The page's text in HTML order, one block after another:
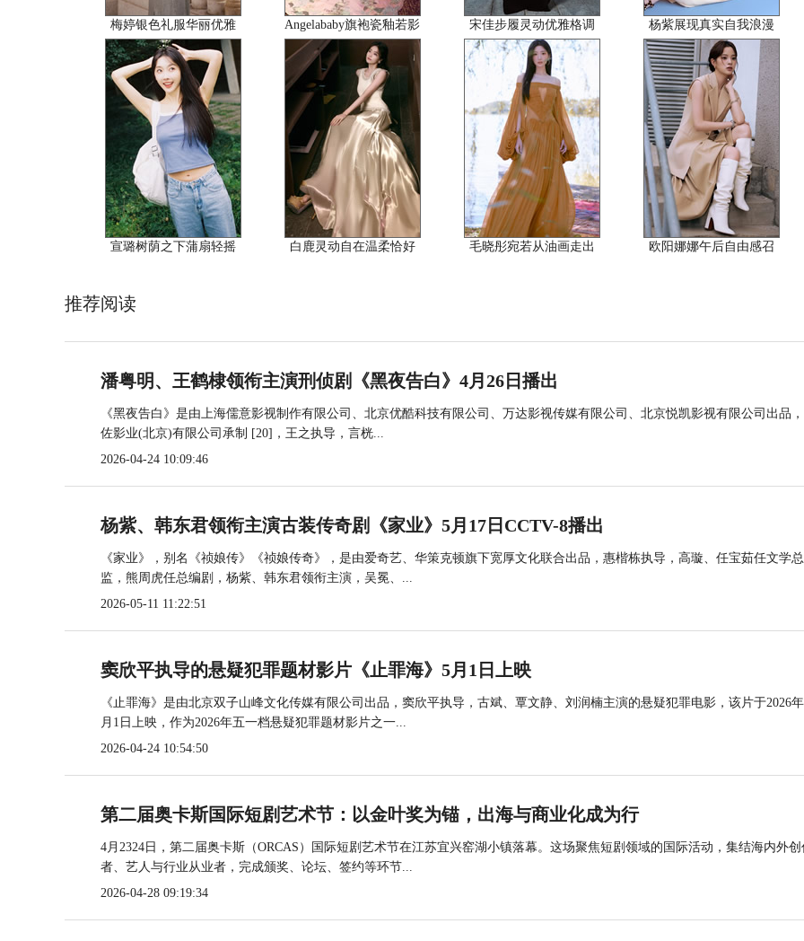
梅婷银色礼服华丽优雅 Angelababy旗袍瓷釉若影 宋佳步履灵动优雅格调 杨紫展现真实自我浪漫
宣璐树荫之下蒲扇轻摇 白鹿灵动自在温柔恰好 毛晓彤宛若从油画走出 欧阳娜娜午后自由感召
推荐阅读
潘粤明、王鹤棣领衔主演刑侦剧《黑夜告白》4月26日播出
《黑夜告白》是由上海儒意影视制作有限公司、北京优酷科技有限公司、万达影视传媒有限公司、北京悦凯影视有限公司出品
佐影业(北京)有限公司承制 [20]，王之执导，言桄...
2026-04-24 10:09:46
杨紫、韩东君领衔主演古装传奇剧《家业》5月17日CCTV-8播出
《家业》，别名《祯娘传》《祯娘传奇》，是由爱奇艺、华策克顿旗下宽厚文化联合出品，惠楷栋执导，高璇、任宝茹任文学总
监，熊周虎任总编剧，杨紫、韩东君领衔主演，吴冕、...
2026-05-11 11:22:51
窦欣平执导的悬疑犯罪题材影片《止罪海》5月1日上映
《止罪海》是由北京双子山峰文化传媒有限公司出品，窦欣平执导，古斌、覃文静、刘润楠主演的悬疑犯罪电影，该片于2026
月1日上映，作为2026年五一档悬疑犯罪题材影片之一...
2026-04-24 10:54:50
第二届奥卡斯国际短剧艺术节：以金叶奖为锚，出海与商业化成为行
4月2324日，第二届奥卡斯（ORCAS）国际短剧艺术节在江苏宜兴窑湖小镇落幕。这场聚焦短剧领域的国际活动，集结海内外创
者、艺人与行业从业者，完成颁奖、论坛、签约等环节...
2026-04-28 09:19:34